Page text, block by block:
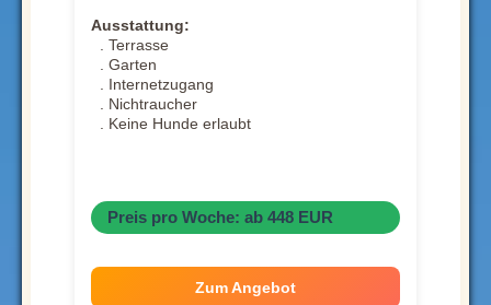
Ausstattung:
. Terrasse
. Garten
. Internetzugang
. Nichtraucher
. Keine Hunde erlaubt
Preis pro Woche: ab 448 EUR
Zum Angebot